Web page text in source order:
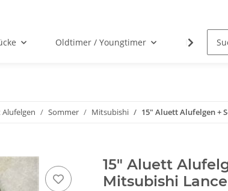
Oldtimer / Youngtimer
Alufelgen Sommer Mitsubishi 15" Aluett Alufelgen +
15" Aluett
Mitsubishi